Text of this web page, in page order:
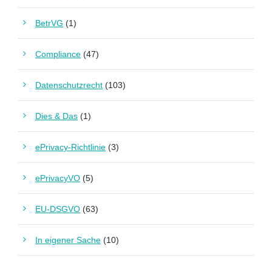
BetrVG (1)
Compliance (47)
Datenschutzrecht (103)
Dies & Das (1)
ePrivacy-Richtlinie (3)
ePrivacyVO (5)
EU-DSGVO (63)
In eigener Sache (10)